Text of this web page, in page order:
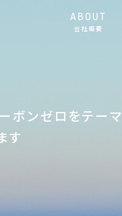
ABOUT
会社概要
ボンゼロをテーマ
す